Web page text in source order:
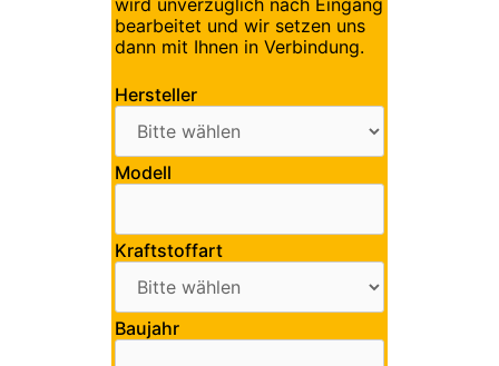
bearbeitet und wir setzen uns
dann mit Ihnen in Verbindung.
Hersteller
Modell
Kraftstoffart
Baujahr